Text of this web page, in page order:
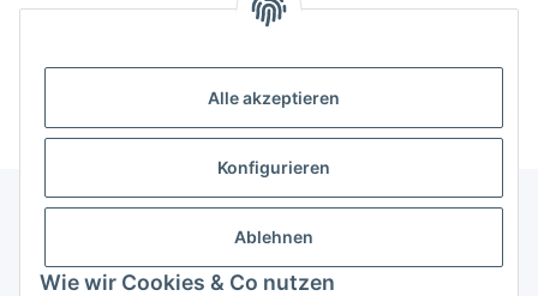
Alle akzeptieren
Konfigurieren
Ablehnen
Wie wir Cookies & Co nutzen